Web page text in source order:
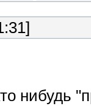
нибудь